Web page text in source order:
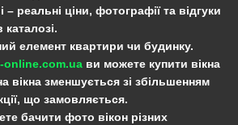
– реальні ціни, фотографії та відгуки
елемент квартири чи будинку.
online.com.ua ви можете купити вікна
вікна зменшується зі збільшенням
що замовляється.
бачити фото вікон різних